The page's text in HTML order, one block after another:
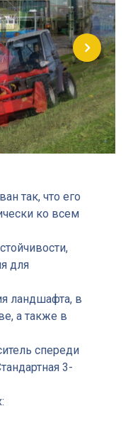
так, что его
ко всем
для
ландшафта, в
а также в
спереди
3-